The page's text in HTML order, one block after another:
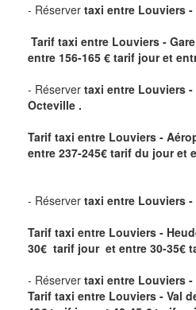
- Réserver taxi entre Louviers -
Tarif taxi entre Louviers -
entre 156-165 € tarif jour et
- Réserver taxi entre Louviers
Octeville .
Tarif taxi entre Louviers -
entre 237-245€ tarif du jour et
- Réserver taxi entre Louviers
Tarif taxi entre Louviers -
30€ tarif jour et entre 30-35€
- Réserver taxi entre Louviers -
Tarif taxi entre Louviers - Val